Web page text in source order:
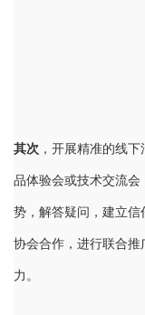
其次 ，开展精准的线
品体验会或技术交流
势，解答疑问，建立
协会合作，进行联合
力。